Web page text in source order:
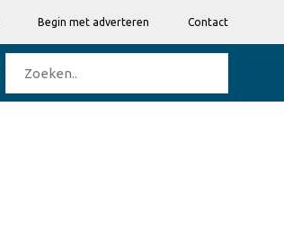
Begin met adverteren Contact